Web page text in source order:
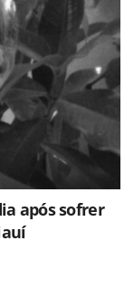
após sofrer